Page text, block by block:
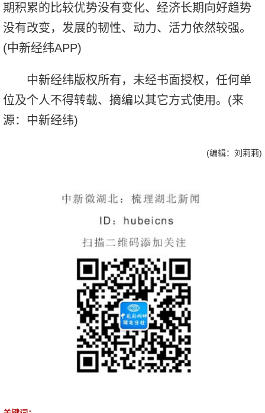
期积累的比较优势没有变化、经济长期向好趋势
没有改变，发展的韧性、动力、活力依然较强。
(中新经纬APP)
中新经纬版权所有，未经书面授权，任何单
位及个人不得转载、摘编以其它方式使用。(来
源：中新经纬)
(编辑：刘莉莉)